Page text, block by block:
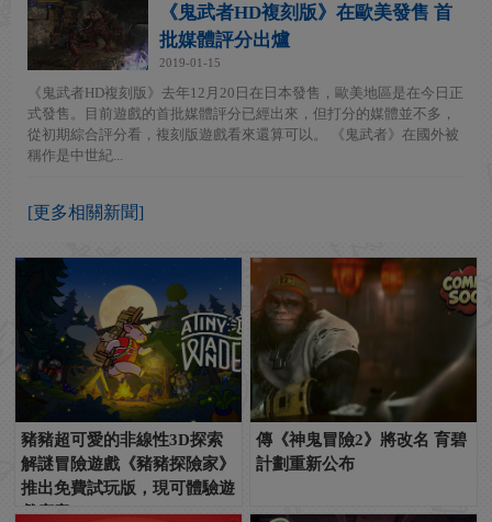
《鬼武者HD複刻版》在歐美發售 首
批媒體評分出爐
2019-01-15
《鬼武者HD複刻版》去年12月20日在日本發售，歐美地區是在今日正
式發售。目前遊戲的首批媒體評分已經出來，但打分的媒體並不多，
從初期綜合評分看，複刻版遊戲看來還算可以。 《鬼武者》在國外被
稱作是中世紀...
[更多相關新聞]
豬豬超可愛的非線性3D探索
解謎冒險遊戲《豬豬探險家》
推出免費試玩版，現可體驗遊
戲序章！
傳《神鬼冒險2》將改名 育碧
計劃重新公布